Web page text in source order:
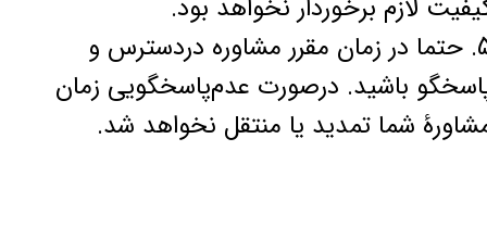
لازم برخوردار نخواهد بود.
5. حتما در زمان مقرر مشاوره دردسترس و
باشید. درصورت عدم‌پاسخگویی زمان
شما تمدید یا منتقل نخواهد شد.